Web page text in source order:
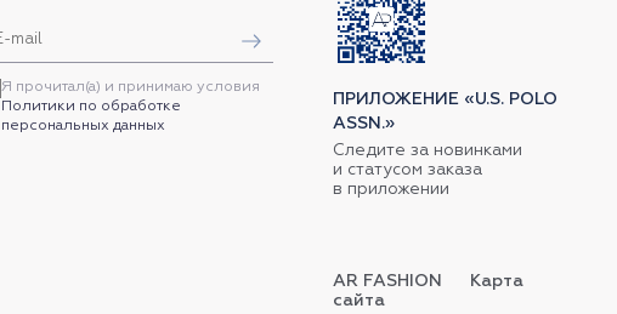
Я прочитал(а) и принимаю условия
Политики по обработке
персональных данных
ПРИЛОЖЕНИЕ «U.S. POLO
ASSN.»
Следите за новинками
и статусом заказа
в приложении
AR FASHION
Карта
сайта